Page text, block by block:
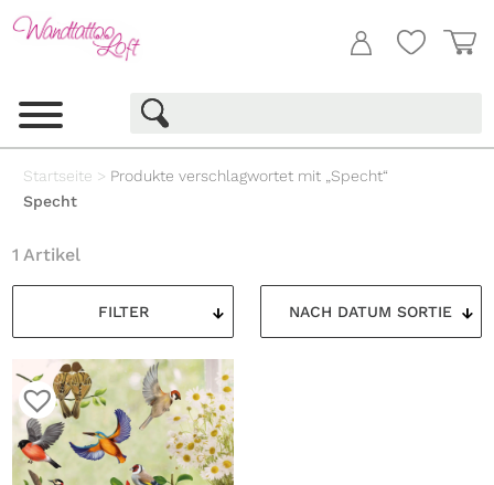
Startseite > Produkte verschlagwortet mit „Specht“
Specht
FILTER
1 Artikel